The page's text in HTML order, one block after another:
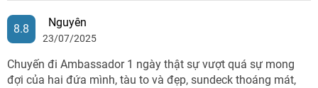
8.8 Nguyên
23/07/2025
Chuyến đi Ambassador 1 ngày thật sự vượt quá sự mong
đợi của hai đứa mình, tàu to và đẹp, sundeck thoáng mát,